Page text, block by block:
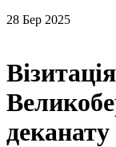
28 Бер 2025
Візитація
деканату